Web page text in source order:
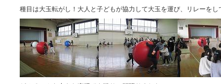
種目は大玉転がし！大人と子どもが協力して大玉を運び、リレーをし